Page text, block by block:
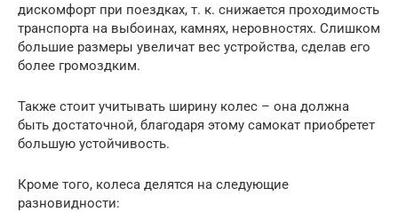
дискомфорт при поездках, т. к. снижается проходимость
транспорта на выбоинах, камнях, неровностях. Слишком
большие размеры увеличат вес устройства, сделав его
более громоздким.
Также стоит учитывать ширину колес – она должна
быть достаточной, благодаря этому самокат приобретет
большую устойчивость.
Кроме того, колеса делятся на следующие
разновидности: